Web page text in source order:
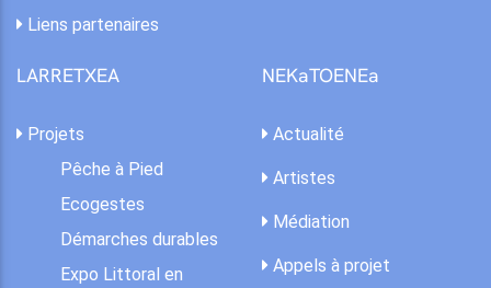
Liens partenaires
LARRETXEA
Projets
Pêche à Pied
Ecogestes
Démarches durables
Expo Littoral en
NEKaTOENEa
Actualité
Artistes
Médiation
Appels à projet